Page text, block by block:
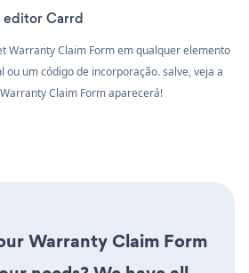
editor Carrd
Warranty Claim Form em qualquer elemento
ou um código de incorporação. salve, veja a
Claim Form aparecerá!
Warranty Claim Form